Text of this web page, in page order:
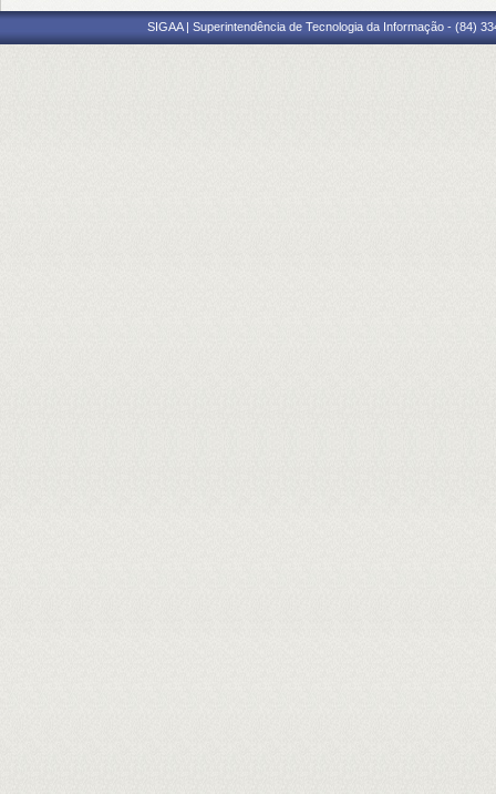
SIGAA | Superintendência de Tecnologia da Informação - (84)